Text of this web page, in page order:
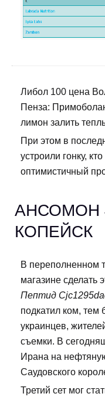
Либол 100 цена
Пенза:
лимон залить
При этом в
устроили гонку,
оптимистичный
АНСОМОН
КОПЕЙСК
В переполненном
магазине сделать
Пептид
подкатил ком, тем
украинцев,
съемки. В
Ирана на
Саудовского
Третий сет мог